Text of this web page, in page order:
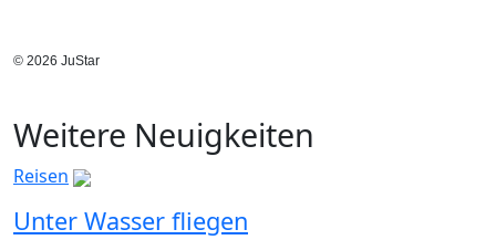
© 2026 JuStar
Weitere Neuigkeiten
Reisen
Unter Wasser fliegen